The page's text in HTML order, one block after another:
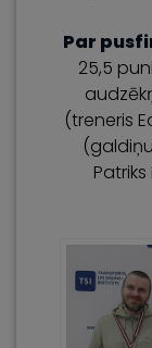
Par
25,5
(treneris